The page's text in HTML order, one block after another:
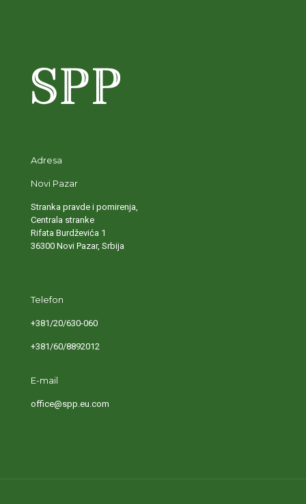
Adresa
Novi Pazar
Stranka pravde i pomirenja,
Centrala stranke
Rifata Burdževića 1
36300 Novi Pazar, Srbija
Telefon
+381/20/630-060
+381/60/8892012
E-mail
office@spp.eu.com